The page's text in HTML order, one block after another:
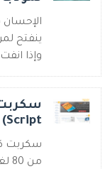
ينفتح
وإذا
Script)